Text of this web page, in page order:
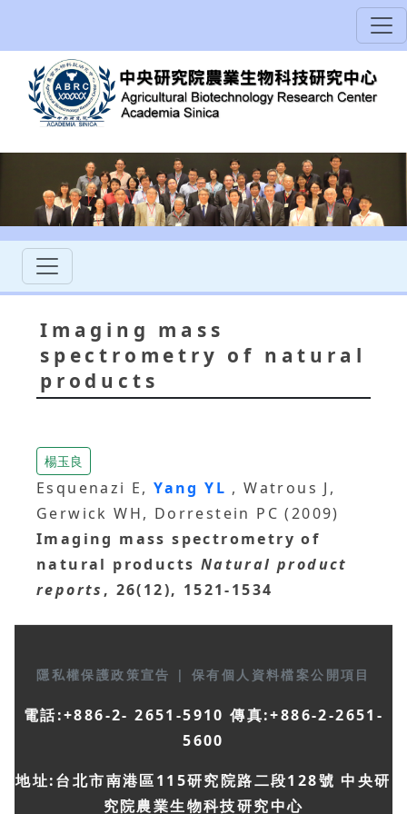
Imaging mass
spectrometry of natural
products
楊玉良
Esquenazi E,Yang YL , Watrous J,
Gerwick WH, Dorrestein PC (2009)
Imaging mass spectrometry of
natural products Natural product
reports , 26(12), 1521-1534
隱私權保護政策宣告 | 保有個人資料檔案公開項目
電話:+886-2- 2651-5910 傳真:+886-2-2651-
5600
地址:台北市南港區115研究院路二段128號 中央研
究院農業生物科技研究中心